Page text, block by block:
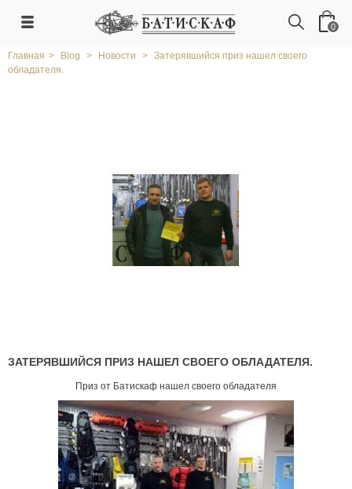
0
Главная > Blog > Новости > Затерявшийся приз нашел своего
обладателя.
ЗАТЕРЯВШИЙСЯ ПРИЗ НАШЕЛ СВОЕГО ОБЛАДАТЕЛЯ.
Приз от Батискаф нашел своего обладателя